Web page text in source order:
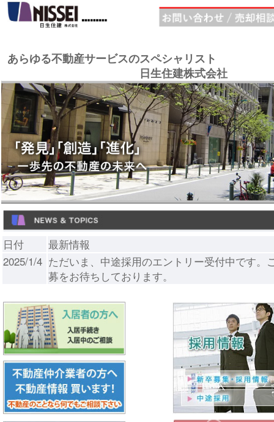
あらゆる不動産サービスのスペシャリスト
日生住建株式会社
日付
最新情報
2025/1/4 ただいま、中途採用のエントリー受付中です。
募をお待ちしております。